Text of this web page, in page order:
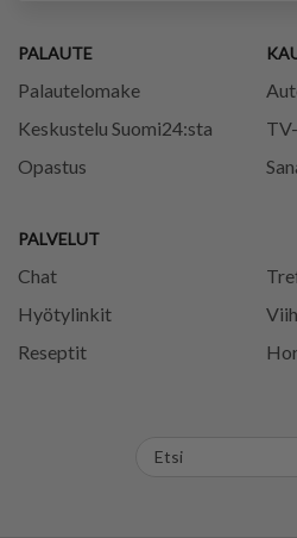
PALAUTE
Palautelomake
Keskustelu Suomi24:sta
Opastus
PALVELUT
Chat
Hyötylinkit
Reseptit